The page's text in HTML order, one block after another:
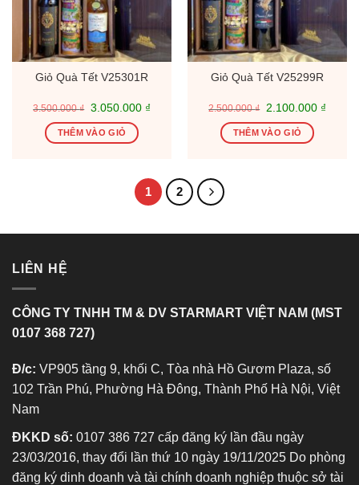
Giỏ Quà Tết V25301R
3.500.000₫
Giá
là:
3.500.000 ₫.
3.050.000 ₫Giá
THÊM VÀO GIỎ
Giỏ Quà Tết V25299R
2.500.000₫
Giá
là:
2.500.000 ₫.
2.100.000 ₫Giá
THÊM VÀO GIỎ
1 2
LIÊN HỆ
CÔNG TY TNHH TM & DV STARMART VIỆT NAM (MST
0107 368 727)
Đ/c: VP905 tầng 9, khối C, Tòa nhà Hồ Gươm Plaza, số
102 Trần Phú, Phường Hà Đông, Thành Phố Hà Nội, Việt
Nam
ĐKKD số: 0107 386 727 cấp đăng ký lần đầu ngày
23/03/2016, thay đổi lần thứ 10 ngày 19/11/2025 Do phòng
đăng ký dinh doanh và tài chính doanh nghiệp thuộc sở tài